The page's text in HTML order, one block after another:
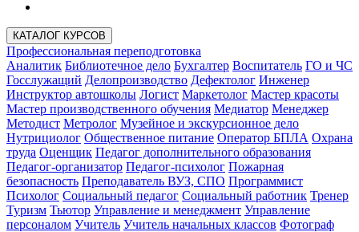
КАТАЛОГ КУРСОВ
Профессиональная переподготовка
Аналитик Библиотечное дело Бухгалтер Воспитатель ГО и ЧС
Госслужащий Делопроизводство Дефектолог Инженер
Инструктор автошколы Логист Маркетолог Мастер красоты
Мастер производственного обучения Медиатор Менеджер
Методист Метролог Музейное и экскурсионное дело
Нутрициолог Общественное питание Оператор БПЛА Охрана
труда Оценщик Педагог дополнительного образования
Педагог-организатор Педагог-психолог Пожарная
безопасность Преподаватель ВУЗ, СПО Программист
Психолог Социальный педагог Социальный работник Тренер
Туризм Тьютор Управление и менеджмент Управление
персоналом Учитель Учитель начальных классов Фотограф